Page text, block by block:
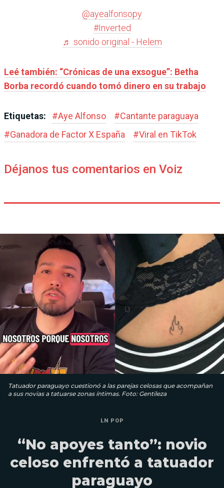
@ayealfonsopy
#Inverted
♬ sonido original - Helem
Leé también: “Crónicas de una exsogue”: Betha
Borba recordó cuando tomó dinero en su trabajo
Etiquetas: #Aye Alfonso #Cantante paraguaya
#Ganadora de Factor X España #Viral en TikTok
Déjanos tus comentarios en Voiz
Tatuador paraguayo cuestionó a las parejas celosas que acompañan
a sus novias a tatuarse zonas íntimas. Foto: Gentileza
LN POP
“No apoyes tanto”: novio
celoso enfrentó a tatuador
paraguayo